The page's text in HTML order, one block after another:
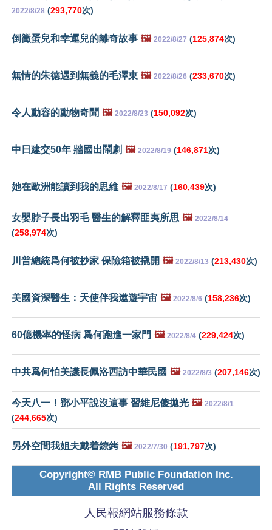
2022/8/28 (293,770次)
倒黴蛋兒和幸運兒的離奇故事 🖼️ 2022/8/27 (125,874次)
無情的朱德遇到無義的毛澤東 🖼️ 2022/8/26 (233,670次)
令人動容的動物奇聞 🖼️ 2022/8/23 (150,092次)
中日建交50年 牆國出鬧劇 🖼️ 2022/8/19 (146,871次)
她在歐洲能讀到我的思維 🖼️ 2022/8/17 (160,439次)
女嬰脖子長出羽毛 醫生的解釋匪夷所思 🖼️ 2022/8/14
(258,974次)
川普總統爲何被抄家 保險箱被撬開 🖼️ 2022/8/13 (213,430次)
美國資深醫生：天使伴我遨遊宇宙 🖼️ 2022/8/6 (158,236次)
60億機率的怪病 爲何跑進一家門 🖼️ 2022/8/4 (229,424次)
中共爲何怕美議長佩洛西訪中華民國 🖼️ 2022/8/3 (207,146次)
今天八一！鄧小平說沒這事 習維尼傻拋光 🖼️ 2022/8/1
(244,665次)
另外空間我姐夫戴着鐐銬 🖼️ 2022/7/30 (191,797次)
Copyright© RMB Public Foundation Inc.
All Rights Reserved
人民報網站服務條款